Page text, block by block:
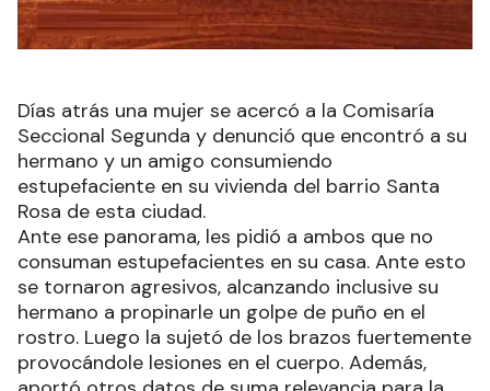
Días atrás una mujer se acercó a la Comisaría
Seccional Segunda y denunció que encontró a su
hermano y un amigo consumiendo
estupefaciente en su vivienda del barrio Santa
Rosa de esta ciudad.
Ante ese panorama, les pidió a ambos que no
consuman estupefacientes en su casa. Ante esto
se tornaron agresivos, alcanzando inclusive su
hermano a propinarle un golpe de puño en el
rostro. Luego la sujetó de los brazos fuertemente
provocándole lesiones en el cuerpo. Además,